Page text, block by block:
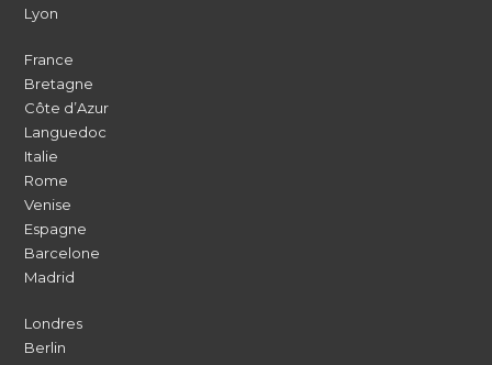
Lyon
France
Bretagne
Côte d’Azur
Languedoc
Italie
Rome
Venise
Espagne
Barcelone
Madrid
Londres
Berlin